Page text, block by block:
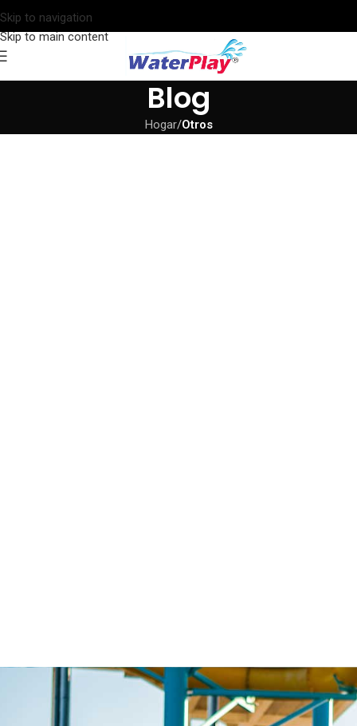
Skip to navigation
Skip to main content
Blog
Hogar/Otros